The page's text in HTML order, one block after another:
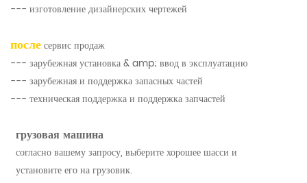
--- изготовление дизайнерских чертежей
послесервис продаж
--- зарубежная установка & amp; ввод в эксплуатацию
--- зарубежная и поддержка запасных частей
--- техническая поддержка и поддержка запчастей
грузовая машина
согласно вашему запросу, выберите хорошее шасси и
установите его на грузовик.